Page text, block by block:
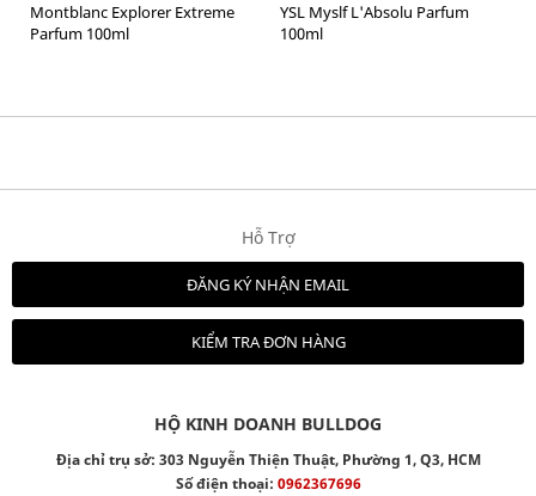
Montblanc Explorer Extreme
Parfum 100ml
YSL Myslf L'Absolu Parfum
100ml
Hỗ Trợ
ĐĂNG KÝ NHẬN EMAIL
KIỂM TRA ĐƠN HÀNG
HỘ KINH DOANH BULLDOG
Địa chỉ trụ sở: 303 Nguyễn Thiện Thuật, Phường 1, Q3, HCM
Số điện thoại: 0962367696